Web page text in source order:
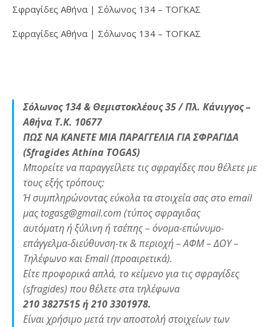
Σφραγίδες Αθήνα | Σόλωνος 134 – ΤΟΓΚΑΣ
Σφραγίδες Αθήνα | Σόλωνος 134 – ΤΟΓΚΑΣ
Σόλωνος 134 & Θεμιστοκλέους 35 / Πλ. Κάνιγγος –
Αθήνα Τ.Κ. 10677
ΠΩΣ ΝΑ ΚΑΝΕΤΕ ΜΙΑ ΠΑΡΑΓΓΕΛΙΑ ΓΙΑ ΣΦΡΑΓΙΔΑ
(Sfragides Athina TOGAS)
Μπορείτε να παραγγείλετε τις σφραγίδες που θέλετε με
τους εξής τρόπους:
Ή συμπληρώνοντας εύκολα τα στοιχεία σας στο email
μας togasg@gmail.com (τύπος σφραγιδας
αυτόματη ή ξύλινη ή τσέπης – όνομα-επώνυμο-
επάγγελμα-διεύθυνση-τκ & περιοχή – ΑΦΜ – ΔΟΥ –
Τηλέφωνο και Email (προαιρετικά).
Είτε προφορικά απλά, το κείμενο για τις σφραγίδες
(sfragides) που θέλετε στα τηλέφωνα
210 3827515 ή 210 3301978.
Είναι χρήσιμο μετά την αποστολή στοιχείων των